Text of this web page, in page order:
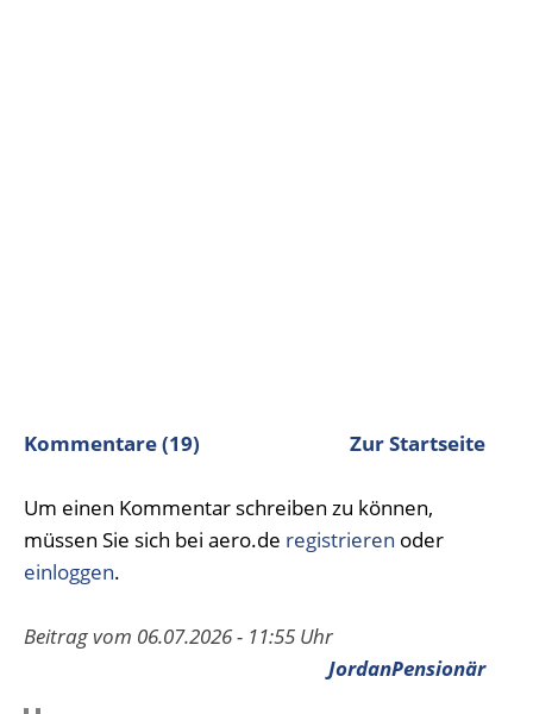
Kommentare (19) Zur Startseite
Um einen Kommentar schreiben zu können,
müssen Sie sich bei aero.de registrieren oder
einloggen.
Beitrag vom 06.07.2026 - 11:55 Uhr
JordanPensionär